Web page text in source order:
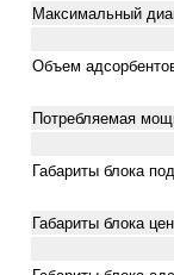
Максимальный
Объем
Потребляемая
Габариты блока
Габариты блока